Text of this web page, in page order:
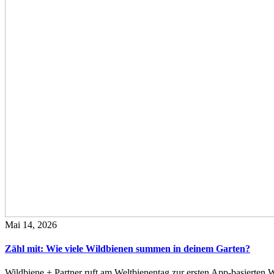
Mai 14, 2026
Zähl mit: Wie viele Wildbienen summen in deinem Garten?